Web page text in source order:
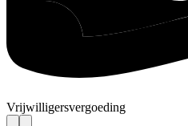
Vrijwilligersvergoeding